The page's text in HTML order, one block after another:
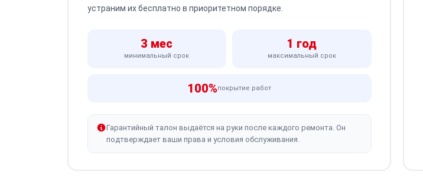
устраним их бесплатно в приоритетном порядке.
3 мес
минимальный срок
1 год
максимальный срок
100%покрытие работ
Гарантийный талон выдаётся на руки после каждого ремонта. Он
подтверждает ваши права и условия обслуживания.